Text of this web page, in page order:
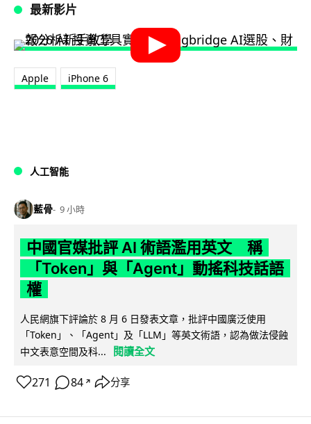
最新影片
Apple iPhone 6
人工智能
藍骨 9 小時
中國官媒批評 AI 術語濫用英文 稱
「Token」與「Agent」動搖科技話語
權
人民網旗下評論於 8 月 6 日發表文章，批評中國廣泛使用
「Token」、「Agent」及「LLM」等英文術語，認為做法侵蝕
中文表意空間及科...
閱讀全文
271 84 ↗ 分享